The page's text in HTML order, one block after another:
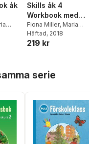
åk
Ungh
Skills åk 4
Workbook med
elevwebb
Fiona Miller, Maria
Olsson,Rebecka Ungh
Wolf
Häftad, 2018
219 kr
serie